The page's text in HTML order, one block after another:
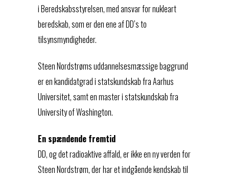
i Beredskabsstyrelsen, med ansvar for nukleart
beredskab, som er den ene af DD’s to
tilsynsmyndigheder.
Steen Nordstrøms uddannelsesmæssige baggrund
er en kandidatgrad i statskundskab fra Aarhus
Universitet, samt en master i statskundskab fra
University of Washington.
En spændende fremtid
DD, og det radioaktive affald, er ikke en ny verden for
Steen Nordstrøm, der har et indgående kendskab til